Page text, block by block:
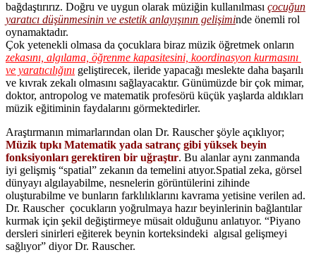
bağdaştırırız. Doğru ve uygun olarak müziğin kullanılması çocuğun
yaratıcı düşünmesinin ve estetik anlayışının gelişiminde önemli rol
oynamaktadır.
Çok yetenekli olmasa da çocuklara biraz müzik öğretmek onların
zekasını, algılama, öğrenme kapasitesini, koordinasyon kurmasını
ve yaratıcılığını geliştirecek, ileride yapacağı meslekte daha başarılı
ve kıvrak zekalı olmasını sağlayacaktır. Günümüzde bir çok mimar,
doktor, antropolog ve matematik profesörü küçük yaşlarda aldıkları
müzik eğitiminin faydalarını görmektedirler.
Araştırmanın mimarlarından olan Dr. Rauscher şöyle açıklıyor;
Müzik tıpkı Matematik yada satranç gibi yüksek beyin
fonksiyonları gerektiren bir uğraştır. Bu alanlar aynı zanmanda
iyi gelişmiş “spatial” zekanın da temelini atıyor.Spatial zeka, görsel
dünyayı algılayabilme, nesnelerin görüntülerini zihinde
oluşturabilme ve bunların farklılıklarını kavrama yetisine verilen ad.
Dr. Rauscher çocukların yoğrulmaya hazır beyinlerinin bağlantılar
kurmak için şekil değiştirmeye müsait olduğunu anlatıyor. “Piyano
dersleri sinirleri eğiterek beynin korteksindeki algısal gelişmeyi
sağlıyor” diyor Dr. Rauscher.